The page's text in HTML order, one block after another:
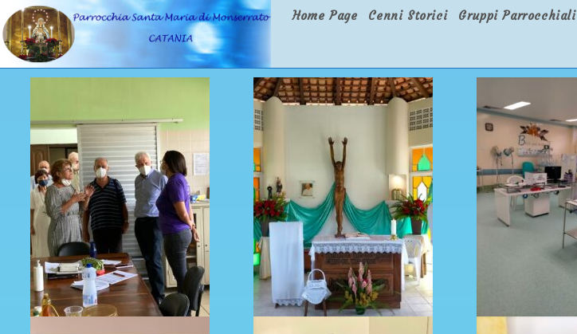
Home Page Cenni Storici Gruppi Parrocchiali